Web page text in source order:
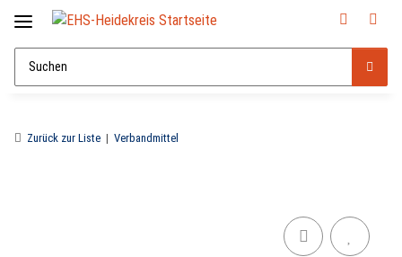
Zurück zur Liste Verbandmittel